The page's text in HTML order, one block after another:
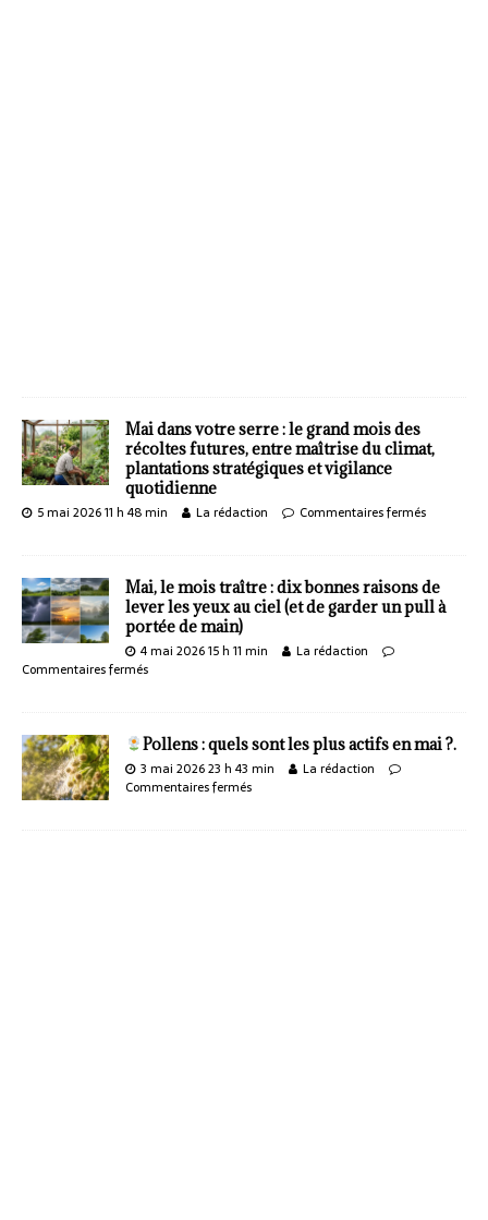
Mai dans votre serre : le grand mois des
récoltes futures, entre maîtrise du climat,
plantations stratégiques et vigilance
quotidienne
5 mai 2026 11 h 48 min La rédaction Commentaires fermés
Mai, le mois traître : dix bonnes raisons de
lever les yeux au ciel (et de garder un pull à
portée de main)
4 mai 2026 15 h 11 min
La rédaction
Commentaires fermés
Pollens : quels sont les plus actifs en mai ?.
3 mai 2026 23 h 43 min
La rédaction
Commentaires fermés